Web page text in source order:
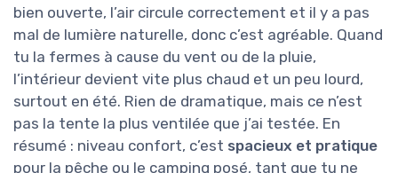
bien ouverte, l’air circule correctement et il y a pas
mal de lumière naturelle, donc c’est agréable. Quand
tu la fermes à cause du vent ou de la pluie,
l’intérieur devient vite plus chaud et un peu lourd,
surtout en été. Rien de dramatique, mais ce n’est
pas la tente la plus ventilée que j’ai testée. En
résumé : niveau confort, c’est spacieux et pratique
pour la pêche ou le camping posé, tant que tu ne